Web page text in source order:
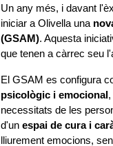
Un any més, i davant
iniciar a Olivella una
(GSAM). Aquesta
que tenen a càrrec seu
El GSAM es configura
psicològic i emocional
necessitats de les
d'un espai de cura i
lliurement emocions,